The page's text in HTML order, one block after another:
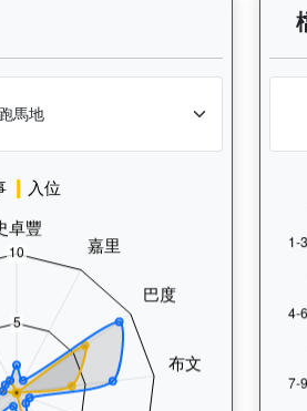
不同途程距離（1000米至
派（E447）— 騎師統計分